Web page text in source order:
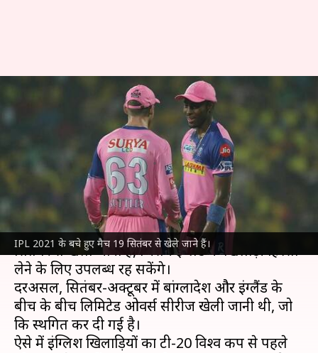
IPL 2021 के बचे हुए मैच 19 सितंबर से खेले जाने हैं।
IPL 2021: लीग के बचे हुए मैचों में
उपलब्ध रहेंगे इंग्लिश खिलाड़ी, BCCI
ने किया स्पष्ट
अंकित पसबोला Aug 03, 2021 02:09 pm
क्या है खबर?
इंडियन प्रीमियर लीग(IPL) 2021 का बचा हुआ सीजन 19
सितंबर से खेला जाना है, जिसमें इंग्लैंड के खिलाड़ी हिस्सा
लेने के लिए उपलब्ध रह सकेंगे।
दरअसल, सितंबर-अक्टूबर में बांग्लादेश और इंग्लैंड के
बीच के बीच लिमिटेड ओवर्स सीरीज खेली जानी थी, जो
कि स्थगित कर दी गई है।
ऐसे में इंग्लिश खिलाड़ियों का टी-20 विश्व कप से पहले